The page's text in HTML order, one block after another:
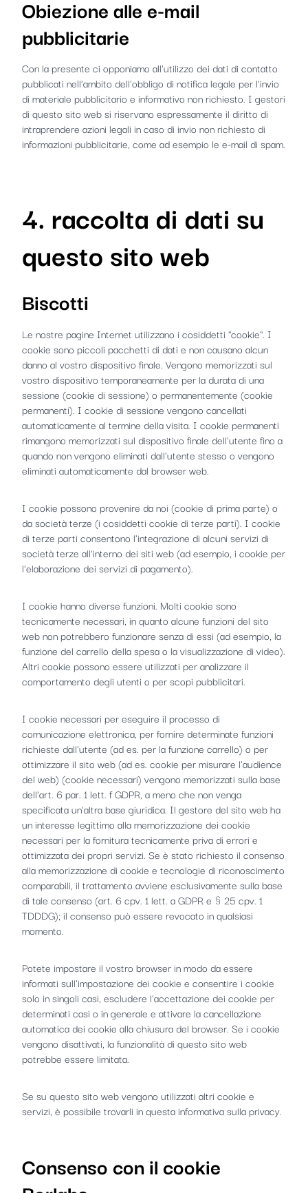
Obiezione alle e-mail
pubblicitarie
Con la presente ci opponiamo all'utilizzo dei dati di contatto
pubblicati nell'ambito dell'obbligo di notifica legale per l'invio
di materiale pubblicitario e informativo non richiesto. I gestori
di questo sito web si riservano espressamente il diritto di
intraprendere azioni legali in caso di invio non richiesto di
informazioni pubblicitarie, come ad esempio le e-mail di spam.
4. raccolta di dati su
questo sito web
Biscotti
Le nostre pagine Internet utilizzano i cosiddetti "cookie". I
cookie sono piccoli pacchetti di dati e non causano alcun
danno al vostro dispositivo finale. Vengono memorizzati sul
vostro dispositivo temporaneamente per la durata di una
sessione (cookie di sessione) o permanentemente (cookie
permanenti). I cookie di sessione vengono cancellati
automaticamente al termine della visita. I cookie permanenti
rimangono memorizzati sul dispositivo finale dell'utente fino a
quando non vengono eliminati dall'utente stesso o vengono
eliminati automaticamente dal browser web.
I cookie possono provenire da noi (cookie di prima parte) o
da società terze (i cosiddetti cookie di terze parti). I cookie
di terze parti consentono l'integrazione di alcuni servizi di
società terze all'interno dei siti web (ad esempio, i cookie per
l'elaborazione dei servizi di pagamento).
I cookie hanno diverse funzioni. Molti cookie sono
tecnicamente necessari, in quanto alcune funzioni del sito
web non potrebbero funzionare senza di essi (ad esempio, la
funzione del carrello della spesa o la visualizzazione di video).
Altri cookie possono essere utilizzati per analizzare il
comportamento degli utenti o per scopi pubblicitari.
I cookie necessari per eseguire il processo di
comunicazione elettronica, per fornire determinate funzioni
richieste dall'utente (ad es. per la funzione carrello) o per
ottimizzare il sito web (ad es. cookie per misurare l'audience
del web) (cookie necessari) vengono memorizzati sulla base
dell'art. 6 par. 1 lett. f GDPR, a meno che non venga
specificata un'altra base giuridica. Il gestore del sito web ha
un interesse legittimo alla memorizzazione dei cookie
necessari per la fornitura tecnicamente priva di errori e
ottimizzata dei propri servizi. Se è stato richiesto il consenso
alla memorizzazione di cookie e tecnologie di riconoscimento
comparabili, il trattamento avviene esclusivamente sulla base
di tale consenso (art. 6 cpv. 1 lett. a GDPR e § 25 cpv. 1
TDDDG); il consenso può essere revocato in qualsiasi
momento.
Potete impostare il vostro browser in modo da essere
informati sull'impostazione dei cookie e consentire i cookie
solo in singoli casi, escludere l'accettazione dei cookie per
determinati casi o in generale e attivare la cancellazione
automatica dei cookie alla chiusura del browser. Se i cookie
vengono disattivati, la funzionalità di questo sito web
potrebbe essere limitata.
Se su questo sito web vengono utilizzati altri cookie e
servizi, è possibile trovarli in questa informativa sulla privacy.
Consenso con il cookie